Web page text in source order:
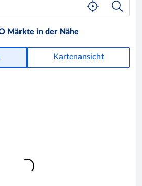
Märkte in der Nähe
Kartenansicht